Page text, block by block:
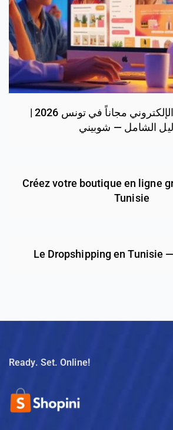
أنشئ متجرك الإلكتروني مجاناً في تونس 2026 |
الشامل — شوبيني
Créez votre boutique en ligne
Tunisie
Le Dropshipping en Tunisie
Ready. Set. Online!